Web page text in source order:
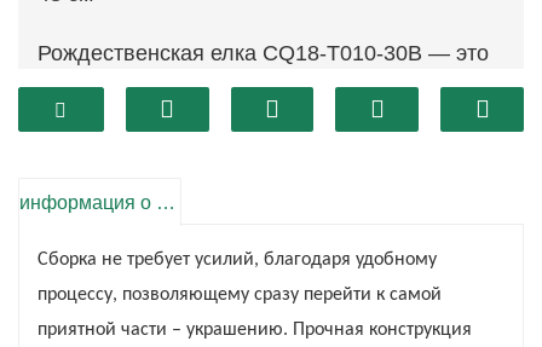
Рождественская елка CQ18-T010-30B — это
потрясающее украшение, которое добавит
элегантности вашему праздничному декору.
для создания теплой и уютной атмосферы в
станет прекрасным фоном для ваших
праздничных украшений, что делает ее
универсальным выбором для любой
информация о продукте
Сборка не требует усилий, благодаря удобному
процессу, позволяющему сразу перейти к самой
приятной части – украшению. Прочная конструкция